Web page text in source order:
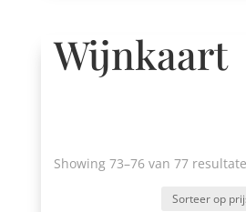
Wijnkaart
Showing 73–76 van 77